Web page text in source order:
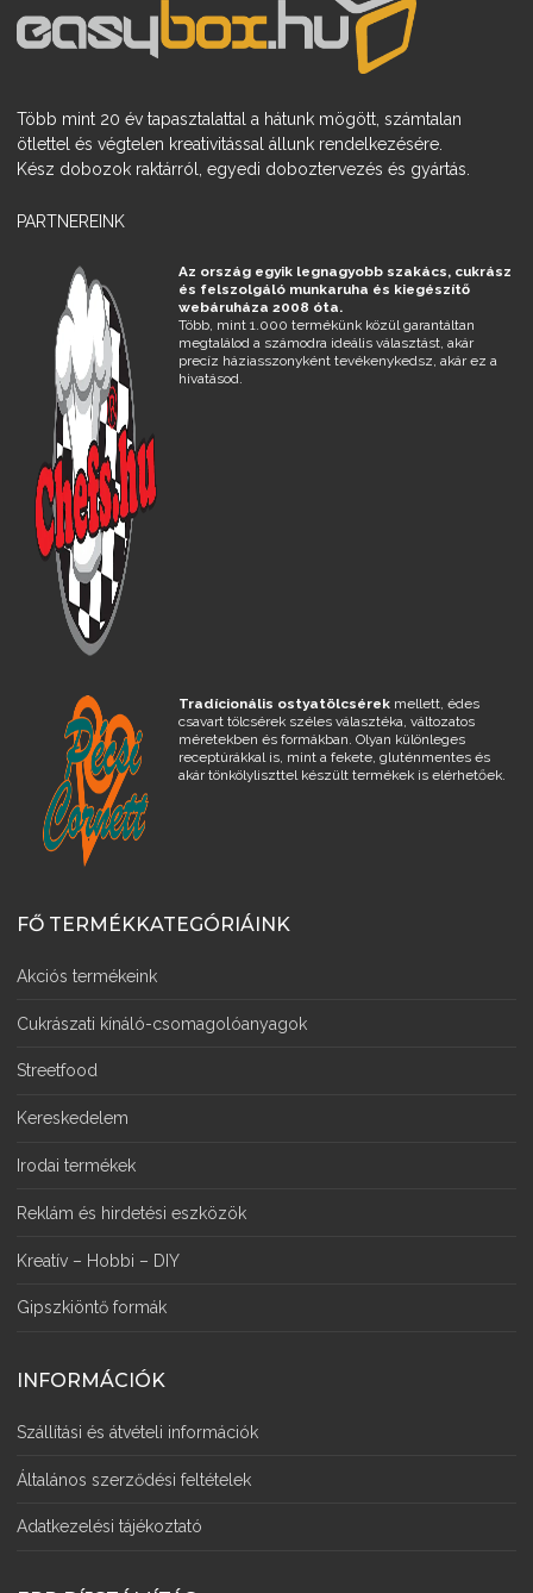
Több mint 20 év tapasztalattal a hátunk mögött, számtalan
ötlettel és végtelen kreativitással állunk rendelkezésére.
Kész dobozok raktárról, egyedi doboztervezés és gyártás.
PARTNEREINK
Az ország egyik legnagyobb szakács, cukrász
és felszolgáló munkaruha és kiegészítő
webáruháza 2008 óta.
Több, mint 1.000 termékünk közül garantáltan
megtalálod a számodra ideális választást, akár
precíz háziasszonyként tevékenykedsz, akár ez a
hivatásod.
Tradícionális ostyatölcsérekmellett, édes
csavart tölcsérek széles választéka, változatos
méretekben és formákban. Olyan különleges
receptúrákkal is, mint a fekete, gluténmentes és
akár tönkölyliszttel készült termékek is elérhetőek.
FŐ TERMÉKKATEGÓRIÁINK
Akciós termékeink
Cukrászati kínáló-csomagolóanyagok
Streetfood
Kereskedelem
Irodai termékek
Reklám és hirdetési eszközök
Kreatív – Hobbi – DIY
Gipszkiöntő formák
INFORMÁCIÓK
Szállítási és átvételi információk
Általános szerződési feltételek
Adatkezelési tájékoztató